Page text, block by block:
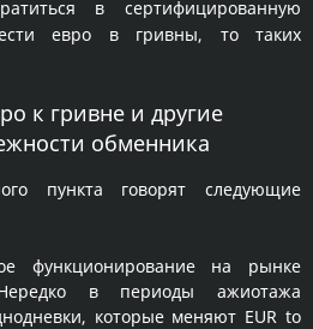
в сертифицированную
евро в гривны, то таких
к гривне и другие
обменника
пункта говорят следующие
функционирование на рынке
в периоды ажиотажа
которые меняют EUR to